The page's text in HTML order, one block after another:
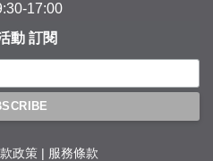
17:00
動 訂閱
政策 服務條款